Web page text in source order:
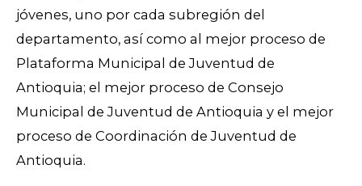
jóvenes, uno por cada subregión del
departamento, así como al mejor proceso de
Plataforma Municipal de Juventud de
Antioquia; el mejor proceso de Consejo
Municipal de Juventud de Antioquia y el mejor
proceso de Coordinación de Juventud de
Antioquia.